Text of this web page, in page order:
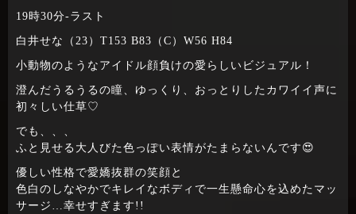
19時30分‐ラスト
白井せな（23）T153 B83（C）W56 H84
小動物のようなアイドル顔負けの愛らしいビジュアル！
澄んだうるうるの瞳、ゆっくり、おっとりしたカワイイ声に
初々しい仕草♡
でも、、、
ふと見せる大人びた色っぽい表情がたまらないんです😍
優しい性格で愛嬌抜群の笑顔と
色白のしなやかでキレイなボディで一生懸命心を込めたマッ
サージ…幸せすぎます!!